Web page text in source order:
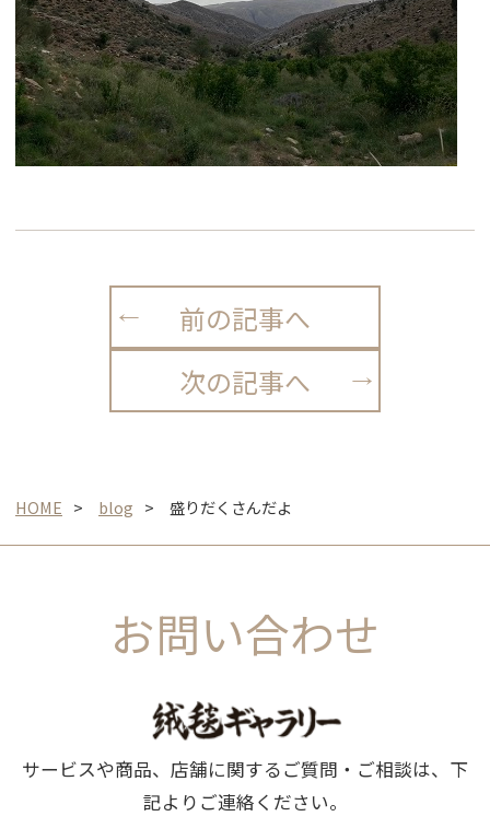
前の記事へ
次の記事へ
HOME blog 盛りだくさんだよ
お問い合わせ
サービスや商品、店舗に関するご質問・ご相談は、下
記よりご連絡ください。